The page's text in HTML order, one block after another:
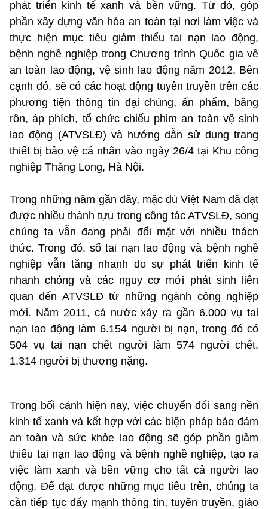
phát triển kinh tế xanh và bền vững. Từ đó, góp
phần xây dựng văn hóa an toàn tại nơi làm việc và
thực hiện mục tiêu giảm thiểu tai nạn lao động,
bệnh nghề nghiệp trong Chương trình Quốc gia về
an toàn lao động, vệ sinh lao động năm 2012. Bên
cạnh đó, sẽ cócác hoạt động tuyên truyền trên các
phương tiện thông tin đại chúng, ấn phẩm, băng
rôn, áp phích, tổ chức chiếu phim an toàn vệ sinh
lao động (ATVSLĐ) và hướng dẫn sử dụng trang
thiết bị bảo vệ cá nhân vào ngày 26/4 tại Khu công
nghiệp Thăng Long, Hà Nội.
Trong những năm gần đây, mặc dù Việt Nam đã đạt
được nhiều thành tựu trong công tác ATVSLĐ, song
chúng ta vẫn đang phải đối mặt với nhiều thách
thức. Trong đó, số tai nạn lao động và bệnh nghề
nghiệp vẫn tăng nhanh do sự phát triển kinh tế
nhanh chóng và các nguy cơ mới phát sinh liên
quan đến ATVSLĐ từ những ngành công nghiệp
mới. Năm 2011, cả nước xảy ra gần 6.000 vụ tai
nạn lao động làm 6.154 người bị nạn, trong đó có
504 vụ tai nạn chết người làm 574 người chết,
1.314 người bị thương nặng.
Trong bối cảnh hiện nay, việc chuyển đổi sang nền
kinh tế xanh và kết hợp với các biện pháp bảo đảm
an toàn và sức khỏe lao động sẽ góp phần giảm
thiểu tai nạn lao động và bệnh nghề nghiệp, tạo ra
việc làm xanh và bền vững cho tất cả người lao
động. Để đạt được những mục tiêu trên, chúng ta
cần tiếp tục đẩy mạnh thông tin, tuyên truyền, giáo